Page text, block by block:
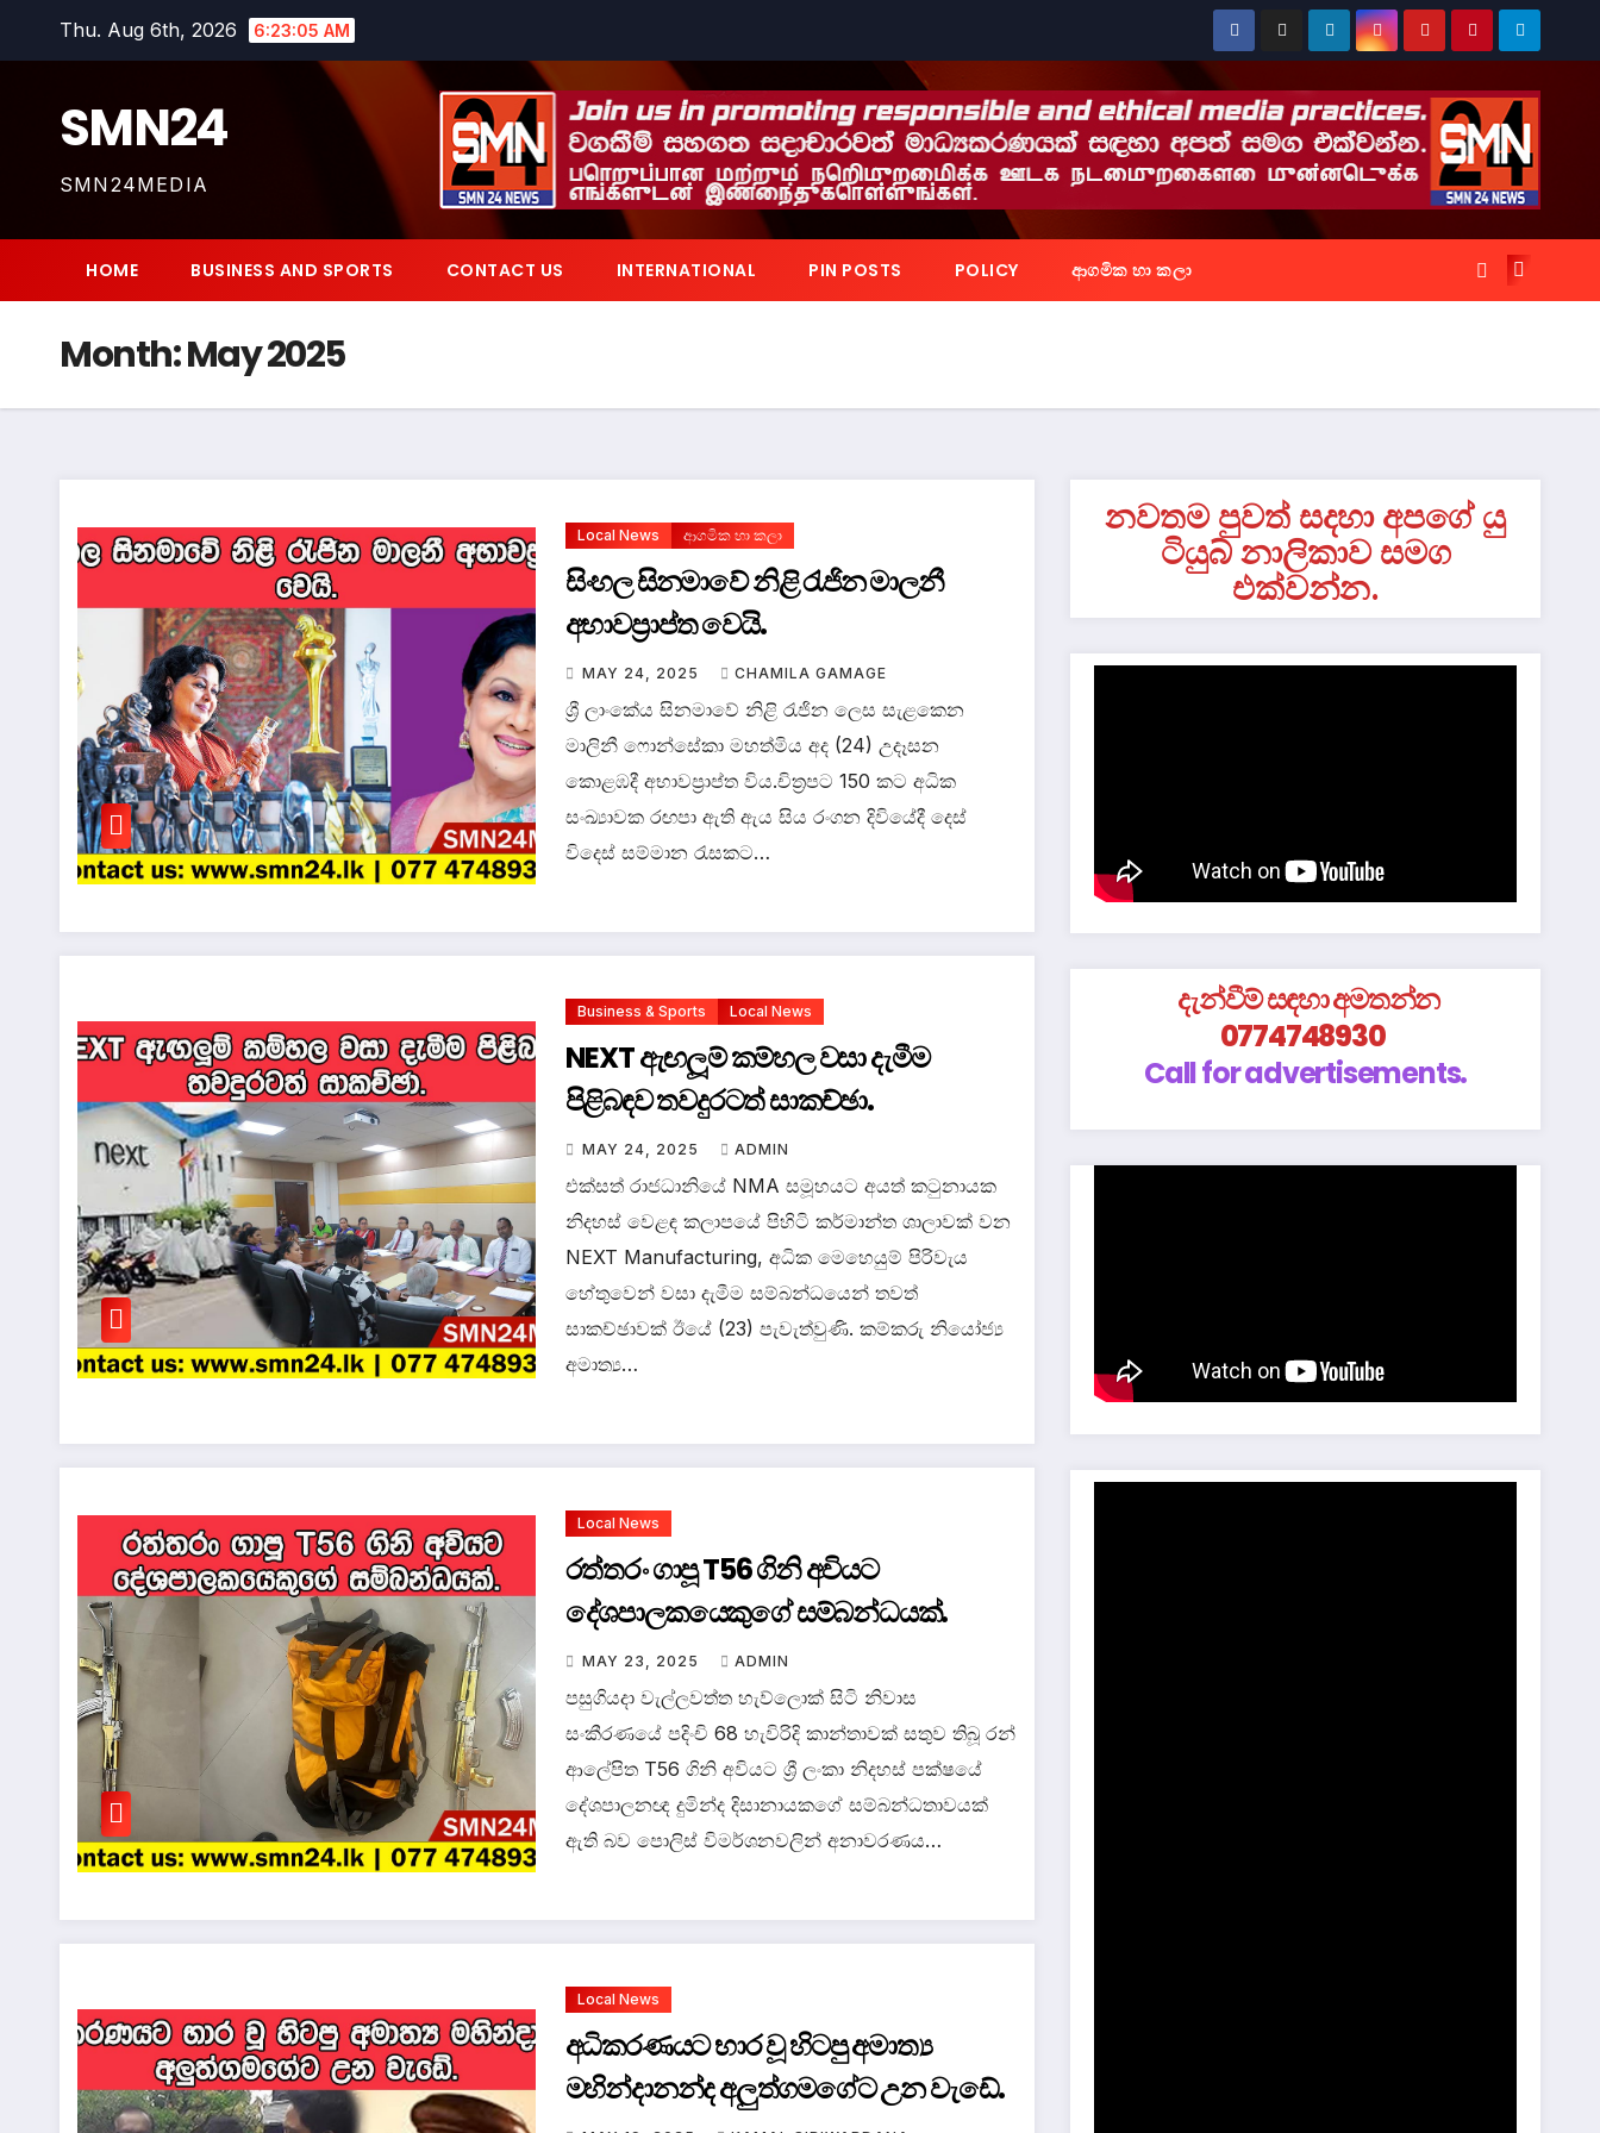
Thu. Aug 6th, 2026 6:23:06 AM
SMN24
SMN24MEDIA
HOME BUSINESS AND SPORTS CONTACT US INTERNATIONAL PIN POSTS POLICY ආගමික හා කලා
Month:May 2025
Local News ආගමික හා කලා
සිංහල සිනමාවේ නිළි රැජින මාලනී
අභාවප්‍රාප්ත වෙයි.
MAY 24, 2025 CHAMILA GAMAGE
ශ්‍රී ලාංකේය සිනමාවේ නිළි රැජින ලෙස සැළකෙන
මාලිනී ෆොන්සේකා මහත්මිය අද (24) උදෑසන
කොළඹදී අභාවප්‍රාප්ත විය.චිත්‍රපට 150 කට අධික
සංඛ්‍යාවක රඟපා ඇති ඇය සිය රංගන දිවියේදී දෙස්
විදෙස් සම්මාන රැසකට…
Business & Sports Local News
NEXT ඇඟලූම් කම්හල වසා දැමීම
පිළිබඳව තවදුරටත් සාකච්ඡා.
MAY 24, 2025 ADMIN
එක්සත් රාජධානියේ NMA සමූහයට අයත් කටුනායක
නිදහස් වෙළඳ කලාපයේ පිහිටි කර්මාන්ත ශාලාවක් වන
NEXT Manufacturing, අධික මෙහෙයුම් පිරිවැය
හේතුවෙන් වසා දැමීම සම්බන්ධයෙන් තවත්
සාකච්ඡාවක් ඊයේ (23) පැවැත්වුණි. කම්කරු නියෝජ්‍ය
අමාත්‍ය…
Local News
‍රත්තරං ගාපූ T56 ගිනි අවියට
දේශපාලකයෙකුගේ සම්බන්ධයක්.
MAY 23, 2025 ADMIN
පසුගියදා වැල්ලවත්ත හැව්ලොක් සිටි නිවාස
සංකීරණයේ පදිංචි 68 හැවිරිදි කාන්තාවක් සතුව තිබූ රන්
ආලේපිත T56 ගිනි අවියට ශ්‍රී ලංකා නිදහස් පක්ෂයේ
දේශපාලනඥ දුමින්ද දිසානායකගේ සම්බන්ධතාවයක්
ඇති බව පොලිස් විමර්ශනවලින් අනාවරණය…
Local News
අධිකරණයට භාර වූ හිටපු අමාත්‍ය
මහින්දානන්ද අලුත්ගමගේට උන වැඩේ.
නවතම පුවත් සදහා අපගේ යු
ටියුබ් නාලිකාව සමග
එක්වන්න.
දැන්වීම් සඳහා අමතන්න
0774748930
Call for advertisements.